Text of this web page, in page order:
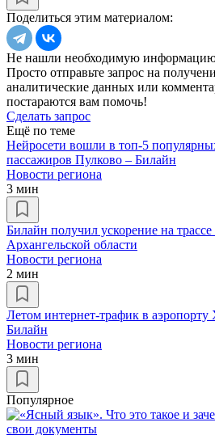
Поделиться этим материалом:
Не нашли необходимую
Просто отправьте запрос на
аналитические данных или
постараются вам помочь!
Сделать запрос
Ещё по теме
Нейросети вошли в топ-5
пассажиров Пулково – Билайн
Новости региона
3 мин
Билайн получил ускорение на
Архангельской области
Новости региона
2 мин
Летом интернет-трафик в
Билайн
Новости региона
3 мин
Популярное